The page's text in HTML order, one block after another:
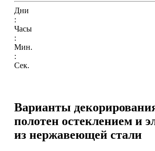
Дни
:
Часы
:
Мин.
:
Сек.
Варианты
полотен остеклением и
из нержавеющей стали